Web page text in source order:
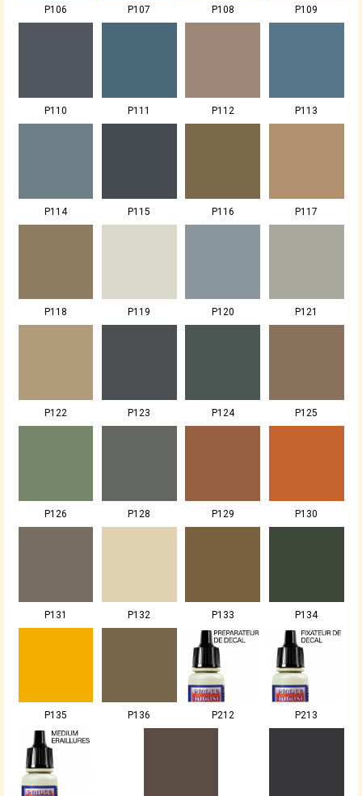
P106 P107 P108 P109
P110 P111 P112 P113
P114 P115 P116 P117
P118 P119 P120 P121
P122 P123 P124 P125
P126 P128 P129 P130
P131 P132 P133 P134
P135 P136 P212 P213